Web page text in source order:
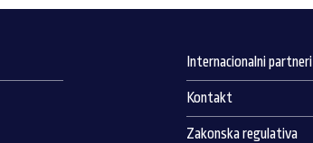
Internacionalni partneri
Kontakt
Zakonska regulativa